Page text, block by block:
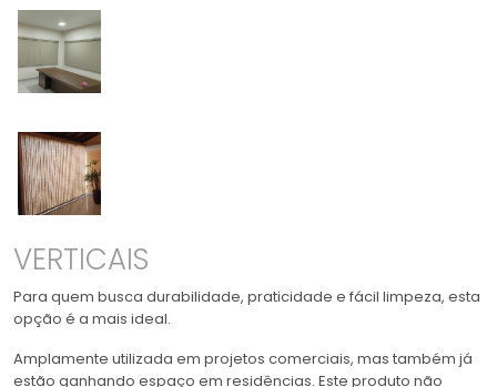
VERTICAIS
Para quem busca durabilidade, praticidade e fácil limpeza, esta
opção é a mais ideal.
Amplamente utilizada em projetos comerciais, mas também já
estão ganhando espaço em residências. Este produto não